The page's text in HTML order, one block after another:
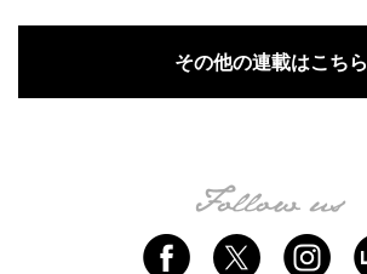
その他の連載はこちら